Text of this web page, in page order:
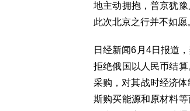
地主动拥抱，普京犹
此次北京之行并不如愿
日经新闻6月4日报道
拒绝俄国以人民币结
采购，对其战时经济
斯购买能源和原材料